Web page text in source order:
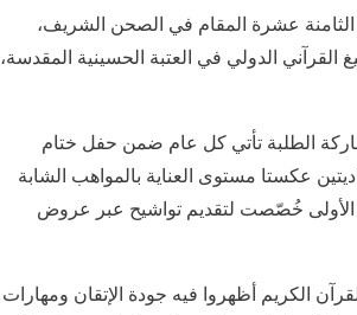
الثامنة عشرة المقام في الصحن الشريف،
القرآني الدولي في العتبة الحسينية المقدسة،
الطلبة تأتي كل عام ضمن حفل ختام
عكستا مستوى العناية بالمواهب الشابة
الأولى خُصّصت لتقديم تواشيح عبر عروض
الكريم أظهروا فيه جودة الإتقان ومهارات